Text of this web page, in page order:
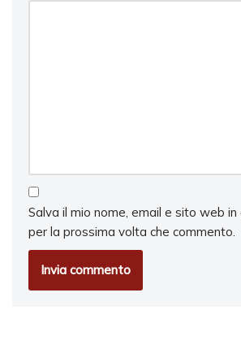
Salva il mio nome, email e sito web
per la prossima volta che commento.